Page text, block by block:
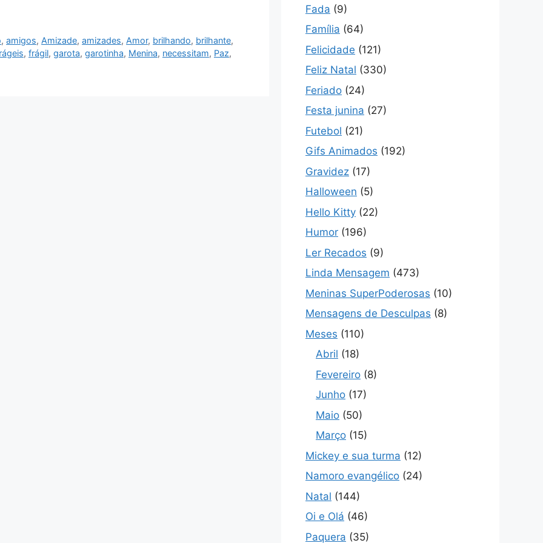
,amigos, Amizade,amizades, Amor, brilhando, brilhante,
, frágil, garota, garotinha, Menina, necessitam, Paz,
Fada (9)
Família (64)
Felicidade (121)
Feliz Natal (330)
Feriado (24)
Festa junina (27)
Futebol (21)
Gifs Animados (192)
Gravidez (17)
Halloween (5)
Hello Kitty (22)
Humor (196)
Ler Recados (9)
Linda Mensagem (473)
Meninas SuperPoderosas (10)
Mensagens de Desculpas (8)
Meses (110)
Abril (18)
Fevereiro (8)
Junho (17)
Maio (50)
Março (15)
Mickey e sua turma (12)
Namoro evangélico (24)
Natal (144)
Oi e Olá (46)
Paquera (35)